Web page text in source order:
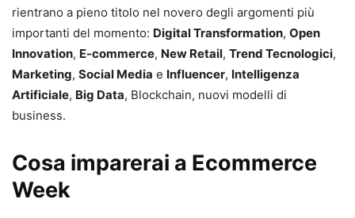
rientrano a pieno titolo nel novero degli argomenti più
importanti del momento: Digital Transformation, Open
Innovation, E-commerce, New Retail, Trend Tecnologici,
Marketing, Social Media e Influencer, Intelligenza
Artificiale, Big Data, Blockchain, nuovi modelli di
business.
Cosa imparerai a Ecommerce
Week